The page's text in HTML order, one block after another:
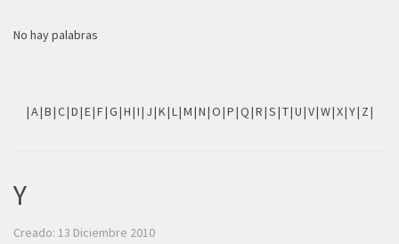
No hay palabras
|A|B|C|D|E|F|G|H|I| J|K|L|M|N|O|P|Q|R|S|T|U|V|W|X|Y| Z|
Y
Creado: 13 Diciembre 2010